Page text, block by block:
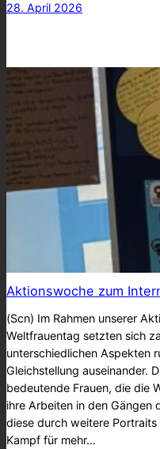
28. April 2026
Aktionswoche zum
(Scn) Im Rahmen unserer
Weltfrauentag setzten sich
unterschiedlichen Aspekten
Gleichstellung auseinander.
bedeutende Frauen, die die
ihre Arbeiten in den Gängen
diese durch weitere
Kampf für mehr…